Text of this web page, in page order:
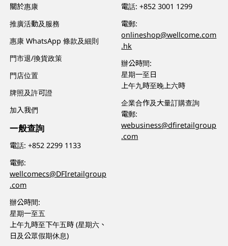
關於惠康
推廣活動及服務
惠康 WhatsApp 條款及細則
門市退/換貨政策
門店位置
牌照及許可證
加入我們
一般查詢
電話:+852 2299 1133
電郵:
wellcomecs@DFIretailgroup
.com
辦公時間:
星期一至五
上午九時至下午五時 (星期六、
日及公眾假期休息)
電話:+852 3001 1299
電郵:
onlineshop@wellcome.com
.hk
辦公時間:
星期一至日
上午九時至晚上六時
企業合作及大量訂購查詢
電郵:
webusiness@dfiretailgroup
.com